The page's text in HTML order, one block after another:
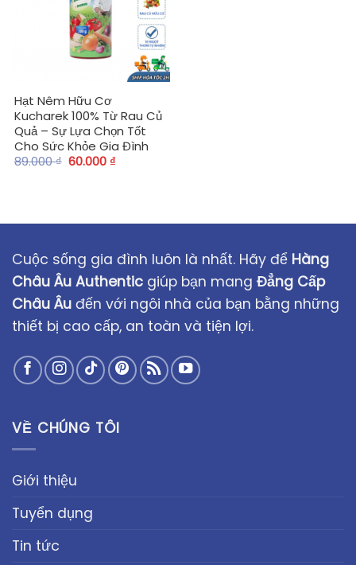
Hạt Nêm Hữu Cơ
Kucharek 100% Từ Rau Củ
Quả – Sự Lựa Chọn Tốt
Cho Sức Khỏe Gia Đình
89.000₫ 60.000 ₫
Cuộc sống gia đình luôn là nhất. Hãy để Hàng
Châu Âu Authentic giúp bạn mang Đẳng Cấp
Châu Âu đến với ngôi nhà của bạn bằng những
thiết bị cao cấp, an toàn và tiện lợi.
VỀ CHÚNG TÔI
Giới thiệu
Tuyển dụng
Tin tức